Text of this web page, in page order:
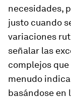
necesidades,
justo cuando
variaciones
señalar las
complejos
menudo
basándose en